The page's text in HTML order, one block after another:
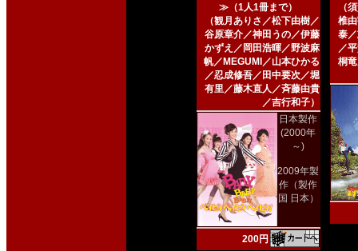
≫（1人1冊まで）
（観月ありさ／松下由樹／
谷原章介／神田うの／伊藤
かずえ／岡田浩暉／野波麻
帆／MEGUMI／山本ひかる
／忍成修吾／田中要次／堀
有里／藤木直人／斉藤由貴
／吉行和子）
日本製作
(2000年
～)
2009年製
作（製作
国 日本）
200円
（
椎
泰
／
桐